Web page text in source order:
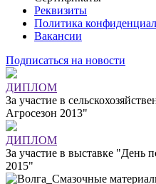
Реквизиты
Политика
Вакансии
Подписаться на новости
ДИПЛОМ
За участие в
Агросезон 2013"
ДИПЛОМ
За участие в выставке "День
2015"